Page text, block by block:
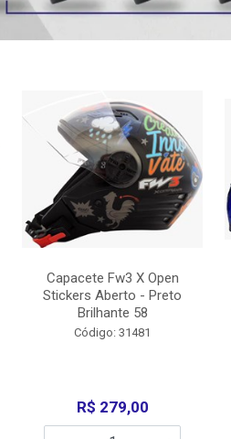
Capacete Fw3 X Open
Stickers Aberto - Preto
Brilhante 58
Código: 31481
R$ 279,00